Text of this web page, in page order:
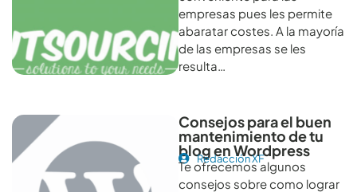
empresas pues les permite
abaratar costes. A la mayoría
de las empresas se les
resulta…
Consejos para el buen
mantenimiento de tu
blog en Wordpress
Redacción XF
Te ofrecemos algunos
consejos sobre como lograr